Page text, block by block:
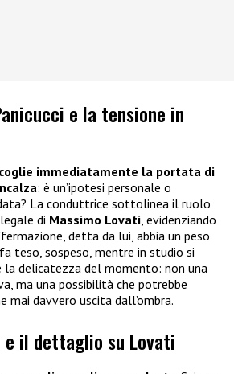
e la tensione in
coglie immediatamente la portata di
: è un’ipotesi personale o
La conduttrice sottolinea il ruolo
di Massimo Lovati, evidenziando
detta da lui, abbia un peso
teso, sospeso, mentre in studio si
la delicatezza del momento: non una
ma una possibilità che potrebbe
mai davvero uscita dall’ombra.
e il dettaglio su Lovati